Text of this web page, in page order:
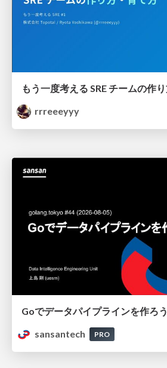
rrreeeyyy
Goでデータパイプラインを作ろう
sansantech
PRO